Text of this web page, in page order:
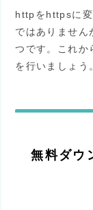
httpをhttpsに変
ではありません
つです。これか
を行いましょう
無料ダウ